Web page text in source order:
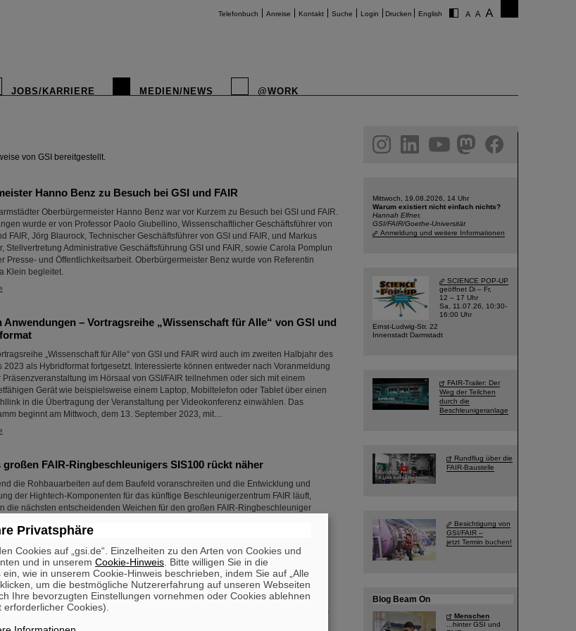
Telefonbuch Anreise Kontakt Suche Login Drucken English
JOBS/KARRIERE MEDIEN/NEWS @WORK
von GSI bereitgestellt.
Hanno Benz zu Besuch bei GSI und FAIR
Oberbürgermeister Hanno Benz war vor Kurzem zu Besuch bei GSI und FAIR.
wurde er von Professor Paolo Giubellino, Wissenschaftlicher Geschäftsführer von
FAIR, Jörg Blaurock, Technischer Geschäftsführer von GSI und FAIR, und Markus
Stellvertretung Administrative Geschäftsführung GSI und FAIR, sowie Carola Pomplun
Presse- und Öffentlichkeitsarbeit. Oberbürgermeister Benz wurde von Referentin
Klein begleitet.
– Vortragsreihe „Wissenschaft für Alle“ von GSI und
„Wissenschaft für Alle“ von GSI und FAIR wird auch im zweiten Halbjahr des
2023 als Hybridformat fortgesetzt. Interessierte können entweder nach Voranmeldung
Präsenzveranstaltung im Hörsaal von GSI/FAIR teilnehmen oder sich mit einem
Gerät wie beispielsweise einem Laptop, Mobiltelefon oder Tablet über einen
in die Übertragung der Veranstaltung per Videokonferenz einwählen. Das
beginnt am Mittwoch, dem 13. September 2023, mit…
FAIR-Ringbeschleunigers SIS100 rückt näher
die Rohbauarbeiten auf dem Baufeld voranschreiten und die Entwicklung und
der Hightech-Komponenten für das künftige Beschleunigerzentrum FAIR läuft,
die nächsten entscheidenden Weichen für den großen FAIR-Ringbeschleuniger
der Endspurt Richtung Installationsstart des SIS100 hat begonnen. Die
GSI trauern um einen herausragenden Wissenschaftler und einen der Wegbereiter
FAIR-Projekt. Der indische Physiker Bikash Sinha ist am 11. August im Alter von 78
facebook
Mittwoch, 19.08.2026, 14 Uhr
Warum existiert nicht einfach nichts?
Hannah Elfner,
GSI/FAIR/Goethe-Universität
Anmeldung und weitere Informationen
SCIENCE POP-UP
geöffnet Di – Fr,
12 – 17 Uhr
Sa, 11.07.26, 10:30-
16:00 Uhr
Ernst-Ludwig-Str. 22
Innenstadt Darmstadt
FAIR-Trailer: Der
Weg der Teilchen
durch die
Beschleunigeranlage
Rundflug über die
FAIR-Baustelle
Besichtigung von
GSI/FAIR –
jetzt Termin buchen!
Blog Beam On
Menschen
...hinter GSI und
Privatsphäre
Cookies auf „gsi.de“. Einzelheiten zu den Arten von Cookies und
und in unserem Cookie-Hinweis . Bitte willigen Sie in die
wie in unserem Cookie-Hinweis beschrieben, indem Sie auf „Alle
um die bestmögliche Nutzererfahrung auf unseren Webseiten
Ihre bevorzugten Einstellungen vornehmen oder Cookies ablehnen
Cookies).